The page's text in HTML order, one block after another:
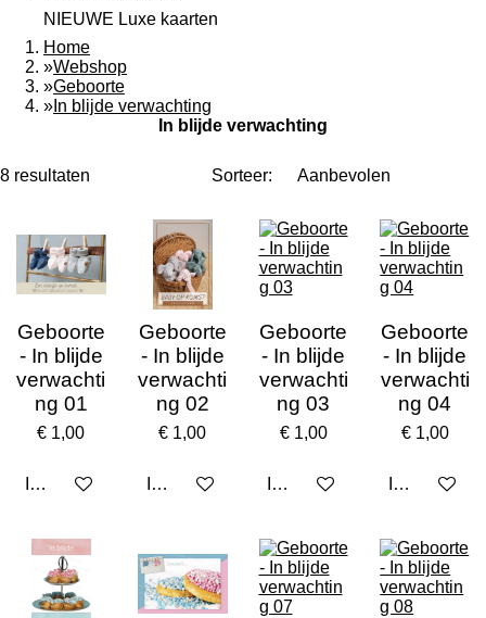
NIEUWE Luxe kaarten
Home
»Webshop
»Geboorte
» In blijde verwachting
In blijde verwachting
8 resultaten Sorteer:
Geboorte
- In blijde
verwachti
ng 01
€ 1,00
In winkelwagen
Geboorte
- In blijde
verwachti
ng 02
€ 1,00
In winkelwagen
Geboorte
- In blijde
verwachti
ng 03
€ 1,00
In winkelwagen
Geboorte
- In blijde
verwachti
ng 04
€ 1,00
In